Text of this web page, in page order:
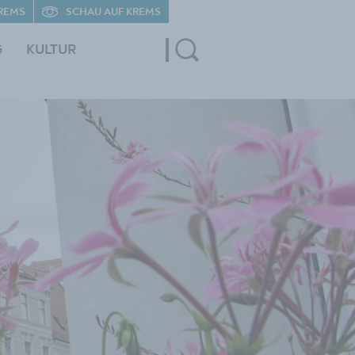
KULTUR
SCHAU AUF KREMS